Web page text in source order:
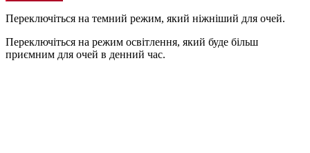
Переключіться на темний режим, який ніжніший для очей.
Переключіться на режим освітлення, який буде більш
приємним для очей в денний час.